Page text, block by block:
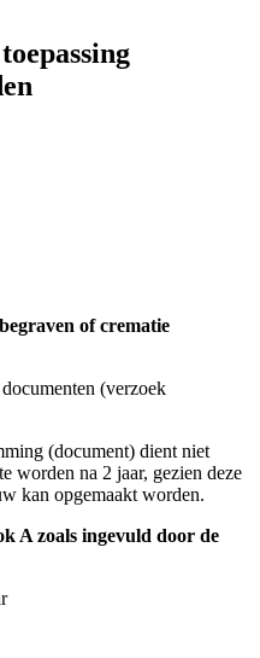
of crematie
(verzoek
(document) dient niet
worden na 2 jaar, gezien deze
kan opgemaakt worden.
A zoals ingevuld door de